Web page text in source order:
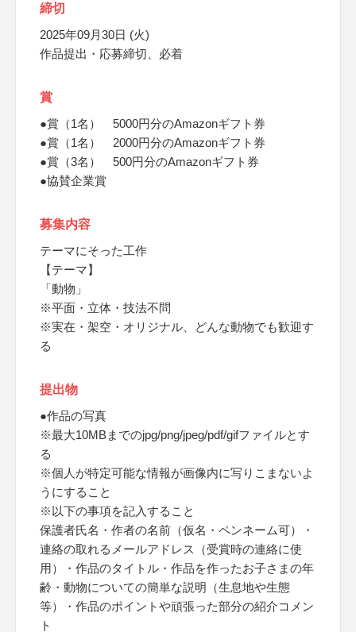
締切
2025年09月30日 (火)
作品提出・応募締切、必着
賞
●賞（1名） 5000円分のAmazonギフト券
●賞（1名） 2000円分のAmazonギフト券
●賞（3名） 500円分のAmazonギフト券
●協賛企業賞
募集内容
テーマにそった工作
【テーマ】
「動物」
※平面・立体・技法不問
※実在・架空・オリジナル、どんな動物でも歓迎す
る
提出物
●作品の写真
※最大10MBまでのjpg/png/jpeg/pdf/gifファイルとす
る
※個人が特定可能な情報が画像内に写りこまないよ
うにすること
※以下の事項を記入すること
保護者氏名・作者の名前（仮名・ペンネーム可）・
連絡の取れるメールアドレス（受賞時の連絡に使
用）・作品のタイトル・作品を作ったお子さまの年
齢・動物についての簡単な説明（生息地や生態
等）・作品のポイントや頑張った部分の紹介コメン
ト